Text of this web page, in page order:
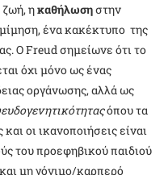
ηκαθήλωσηστην
ένα κακέκτυπο της
Ο Freud σημείωνε ότι το
όχι μόνο ως ένας
οργάνωσης, αλλά ως
όπου τα
οι ικανοποιήσεις είναι
του προεφηβικού παιδιού
μη γόνιμο/καρπερό